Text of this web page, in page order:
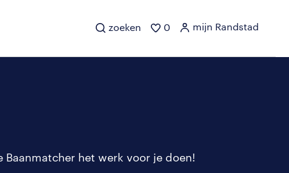
zoeken 0 mijn Randstad
het werk voor je doen!